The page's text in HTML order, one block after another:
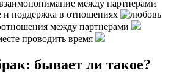
бывает ли такое?